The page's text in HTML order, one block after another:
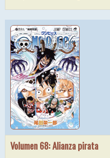
Volumen 68: Alianza pirata